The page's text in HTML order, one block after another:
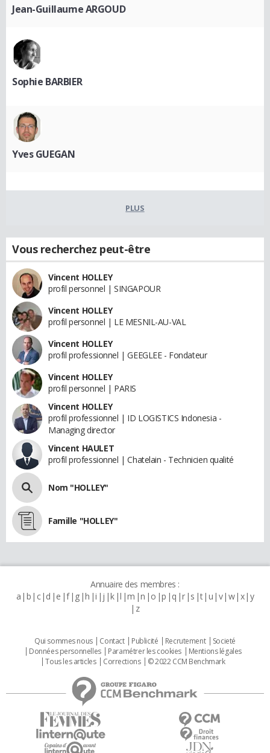
Jean-Guillaume ARGOUD
Sophie BARBIER
Yves GUEGAN
PLUS
Vous recherchez peut-être
Vincent HOLLEY
profil personnel | SINGAPOUR
Vincent HOLLEY
profil personnel | LE MESNIL-AU-VAL
Vincent HOLLEY
profil professionnel | GEEGLEE - Fondateur
Vincent HOLLEY
profil personnel | PARIS
Vincent HOLLEY
profil professionnel | ID LOGISTICS Indonesia -
Managing director
Vincent HAULET
profil professionnel | Chatelain - Technicien qualité
Nom "HOLLEY"
Famille "HOLLEY"
Annuaire des membres :
a b c d e f g h i j k l m n o p q r s t u v w x y
z
Qui sommes nous Contact Publicité Recrutement
Societé
Données personnelles
Paramétrer les cookies
Mentions légales
Tous les articles
Corrections © 2022 CCM Benchmark